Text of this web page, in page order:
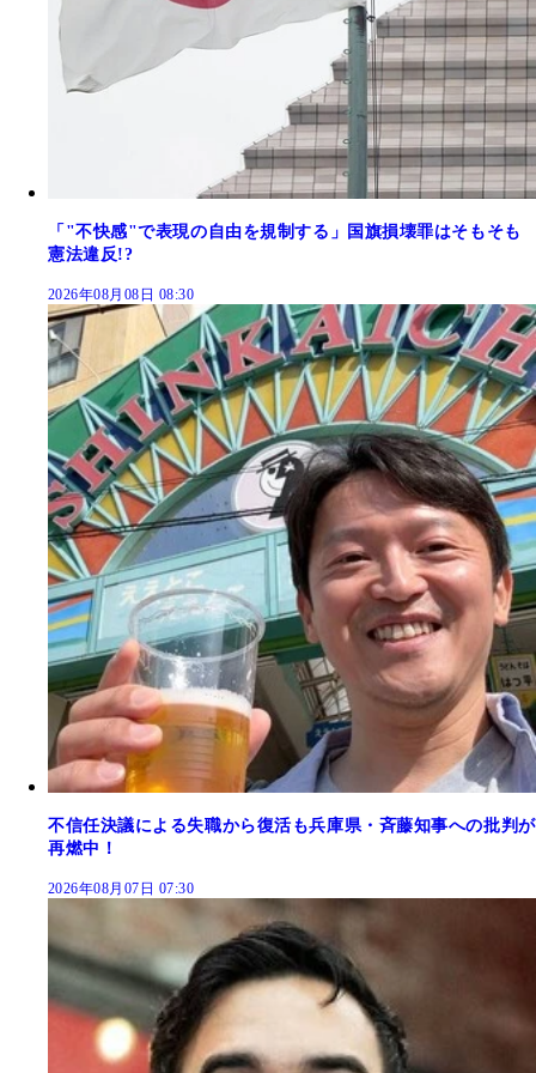
「"不快感"で表現の自由を規制する」国旗損壊罪はそもそも
憲法違反!?
2026年08月08日 08:30
不信任決議による失職から復活も兵庫県・斉藤知事への批判が
再燃中！
2026年08月07日 07:30